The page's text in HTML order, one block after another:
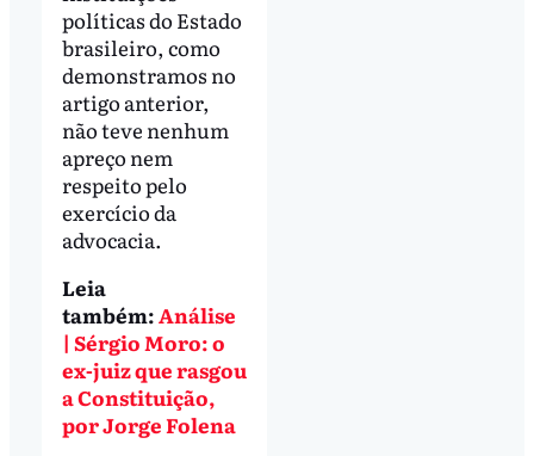
políticas do Estado
brasileiro, como
demonstramos no
artigo anterior,
não teve nenhum
apreço nem
respeito pelo
exercício da
advocacia.
Leia
também:Análise
| Sérgio Moro: o
ex-juiz que rasgou
a Constituição,
por Jorge Folena